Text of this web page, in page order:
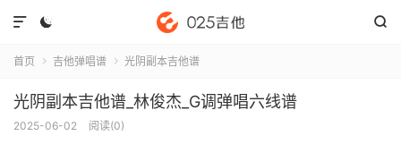
 

首页  吉他弹唱谱  光阴副本吉他谱
光阴副本吉他谱_林俊杰_G调弹唱六线谱
2025-06-02 阅读(0)